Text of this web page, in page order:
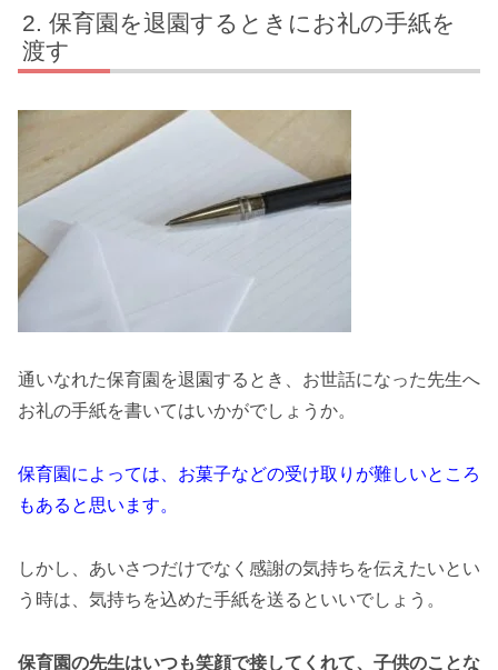
保育園を退園するときにお礼の手紙を
渡す
通いなれた保育園を退園するとき、お世話になった先生へ
お礼の手紙を書いてはいかがでしょうか。
保育園によっては、お菓子などの受け取りが難しいところ
もあると思います。
しかし、あいさつだけでなく感謝の気持ちを伝えたいとい
う時は、気持ちを込めた手紙を送るといいでしょう。
保育園の先生はいつも笑顔で接してくれて、子供のことな